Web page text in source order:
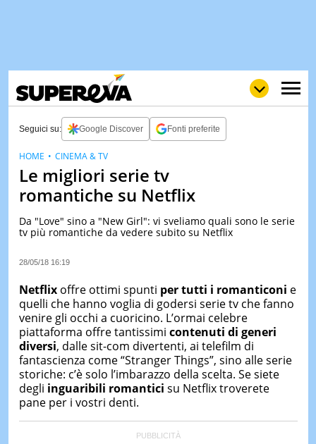
VIDEO
& TV
QUIZ
Seguici su: Google Discover Fonti preferite
Le migliori serie tv
romantiche su Netflix
Da "Love" sino a "New Girl": vi sveliamo quali sono le serie
tv più romantiche da vedere subito su Netflix
28/05/18 16:19
HOME CINEMA & TV
Netflixoffre ottimi spunti per tutti i romanticoni e
quelli che hanno voglia di godersi serie tv che fanno
venire gli occhi a cuoricino. L’ormai celebre
piattaforma offre tantissimi contenuti di generi
diversi, dalle sit-com divertenti, ai telefilm di
fantascienza come “Stranger Things”, sino alle serie
storiche: c’è solo l’imbarazzo della scelta. Se siete
degli inguaribili romantici su Netflix troverete
pane per i vostri denti.